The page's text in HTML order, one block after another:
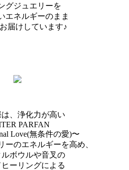
グジュエリーを
エネルギーのまま
届けしています♪
、浄化力が高い
PARFAN
Love(無条件の愛)〜
ーのエネルギーを高め、
ルボウルや音叉の
ーリングによる